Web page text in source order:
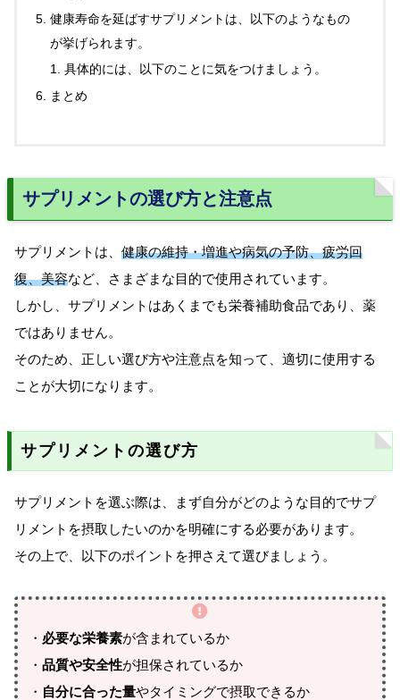
健康寿命を延ばすサプリメントは、以下のようなもの
が挙げられます。
具体的には、以下のことに気をつけましょう。
まとめ
サプリメントの選び方と注意点
サプリメントは、 健康の維持・増進や病気の予防、疲労回
復、美容など、さまざまな目的で使用されています。
しかし、サプリメントはあくまでも栄養補助食品であり、薬
ではありません。
そのため、正しい選び方や注意点を知って、適切に使用する
ことが大切になります。
サプリメントの選び方
サプリメントを選ぶ際は、まず自分がどのような目的でサプ
リメントを摂取したいのかを明確にする必要があります。
その上で、以下のポイントを押さえて選びましょう。
・ 必要な栄養素が含まれているか
・ 品質や安全性が担保されているか
・ 自分に合った量やタイミングで摂取できるか